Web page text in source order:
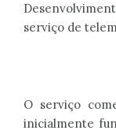
serviço de
O serviço
inicialmente